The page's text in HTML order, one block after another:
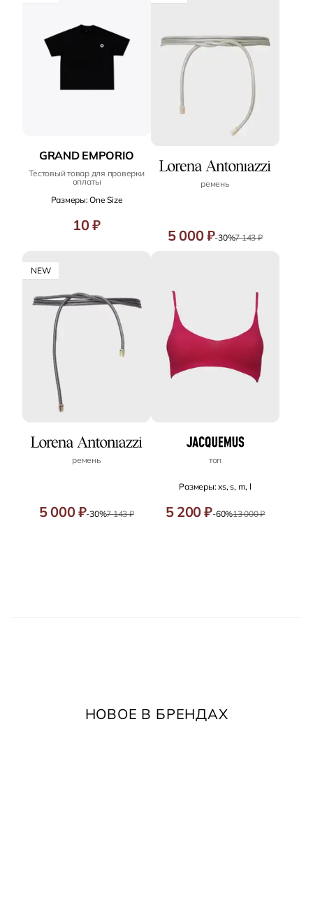
GRAND EMPORIO
Тестовый товар для проверки
оплаты
Размеры: One Size
10 ₽
ремень
5 000 ₽-30%7 143 ₽
NEW
ремень
5 000 ₽-30%7 143 ₽
топ
Размеры: xs, s, m, l
5 200 ₽-60%13 000 ₽
НОВОЕ В БРЕНДАХ